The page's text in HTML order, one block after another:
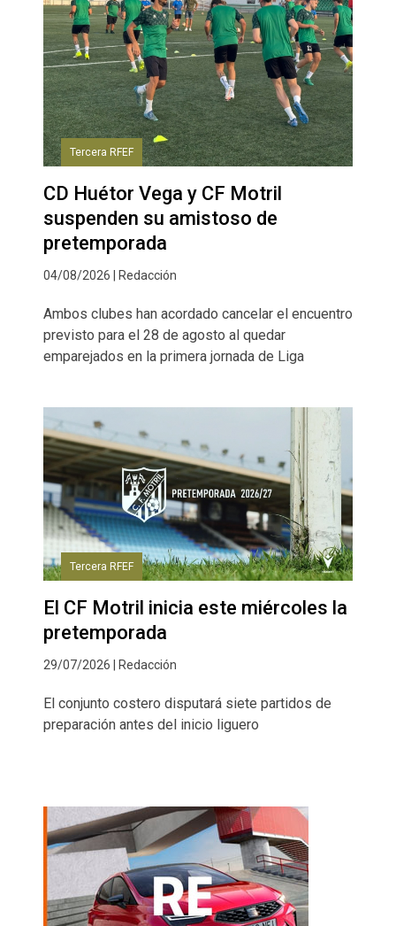
Tercera RFEF
CD Huétor Vega y CF Motril
suspenden su amistoso de
pretemporada
04/08/2026 | Redacción
Ambos clubes han acordado cancelar el encuentro
previsto para el 28 de agosto al quedar
emparejados en la primera jornada de Liga
Tercera RFEF
El CF Motril inicia este miércoles la
pretemporada
29/07/2026 | Redacción
El conjunto costero disputará siete partidos de
preparación antes del inicio liguero